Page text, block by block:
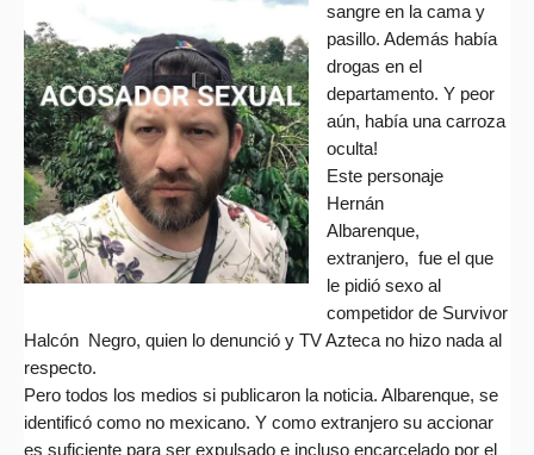
sangre en la cama y
pasillo. Además había
drogas en el
departamento. Y peor
aún, había una carroza
oculta!
Este personaje
Hernán
Albarenque,
extranjero, fue el que
le pidió sexo al
competidor de Survivor
Halcón Negro, quien lo denunció y TV Azteca no hizo nada al
respecto.
Pero todos los medios si publicaron la noticia. Albarenque, se
identificó como no mexicano. Y como extranjero su accionar
es suficiente para ser expulsado e incluso encarcelado por el